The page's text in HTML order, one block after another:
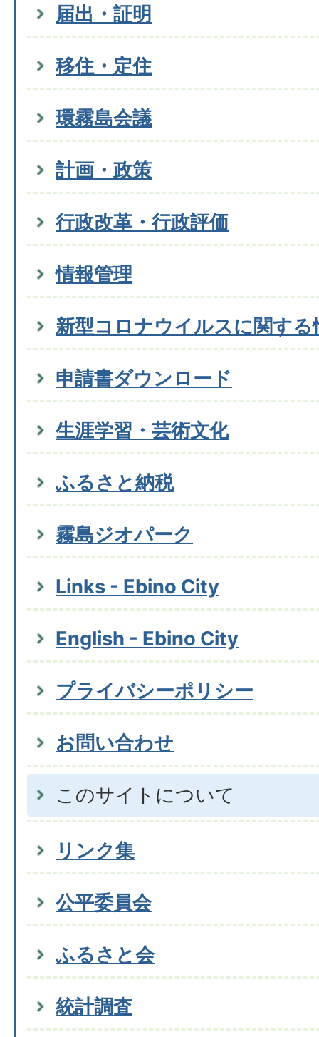
届出・証明
移住・定住
環霧島会議
計画・政策
行政改革・行政評価
情報管理
新型コロナウイルスに関する
申請書ダウンロード
生涯学習・芸術文化
ふるさと納税
霧島ジオパーク
Links - Ebino City
English - Ebino City
プライバシーポリシー
お問い合わせ
このサイトについて
リンク集
公平委員会
ふるさと会
統計調査